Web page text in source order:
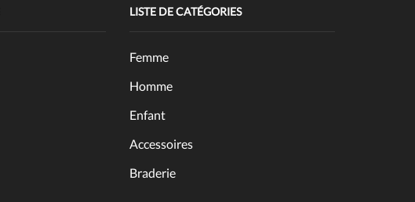
LISTE DE CATÉGORIES
Femme
Homme
Enfant
Accessoires
Braderie